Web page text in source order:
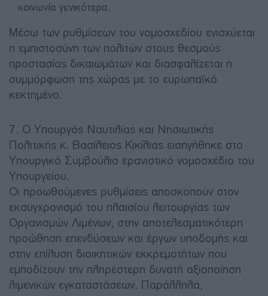
κοινωνία γενικότερα.
Μέσω των ρυθμίσεων του νομοσχεδίου ενισχύεται
η εμπιστοσύνη των πολιτών στους θεσμούς
προστασίας δικαιωμάτων και διασφαλίζεται η
συμμόρφωση της χώρας με το ευρωπαϊκό
κεκτημένο.
7. Ο Υπουργός Ναυτιλίας και Νησιωτικής
Πολιτικής κ. Βασίλειος Κικίλιας εισηγήθηκε στο
Υπουργικό Συμβούλιο ερανιστικό νομοσχέδιο του
Υπουργείου.
Οι προωθούμενες ρυθμίσεις αποσκοπούν στον
εκσυγχρονισμό του πλαισίου λειτουργίας των
Οργανισμών Λιμένων, στην αποτελεσματικότερη
προώθηση επενδύσεων και έργων υποδομής και
στην επίλυση διοικητικών εκκρεμοτήτων που
εμποδίζουν την πληρέστερη δυνατή αξιοποίηση
λιμενικών εγκαταστάσεων. Παράλληλα,